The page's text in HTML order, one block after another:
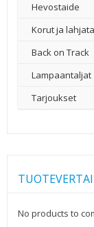
Hevostaide
Korut ja
Back on Track
Lampaantaljat
Tarjoukset
No products to